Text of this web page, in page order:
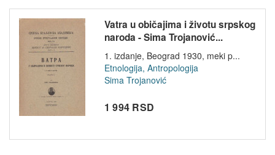
Vatra u običajima i životu srpskog
naroda - Sima Trojanović...
1. izdanje, Beograd 1930, meki p...
Etnologija, Antropologija
Sima Trojanović
1 994 RSD